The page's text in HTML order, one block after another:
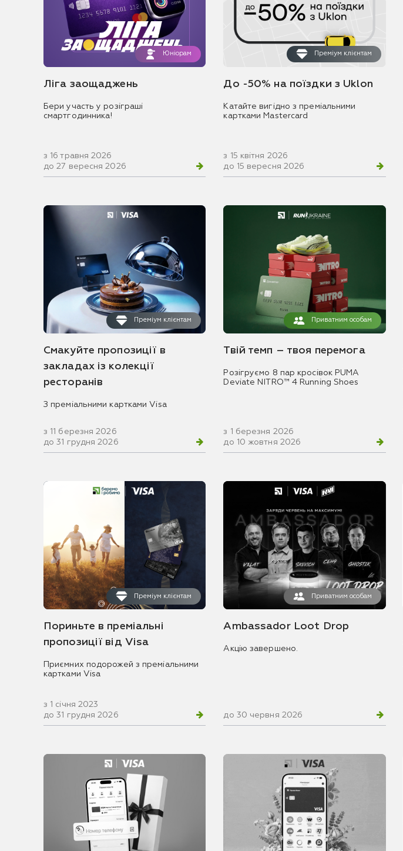
Юніорам
Ліга заощаджень
Бери участь у розіграші
смартгодинника!
з 16 травня 2026
до 27 вересня 2026
Преміум клієнтам
До -50% на поїздки з Uklon
Катайте вигідно з преміальними
картками Mastercard
з 15 квітня 2026
до 15 вересня 2026
Преміум клієнтам
Смакуйте пропозиції в
закладах із колекції
ресторанів
З преміальними картками Visa
з 11 березня 2026
до 31 грудня 2026
Приватним особам
Твій темп – твоя перемога
Розігруємо 8 пар кросівок PUMA
Deviate NITRO™ 4 Running Shoes
з 1 березня 2026
до 10 жовтня 2026
Преміум клієнтам
Пориньте в преміальні
пропозиції від Visa
Приємних подорожей з преміальними
картками Visa
з 1 січня 2023
до 31 грудня 2026
Приватним особам
Ambassador Loot Drop
Акцію завершено.
до 30 червня 2026